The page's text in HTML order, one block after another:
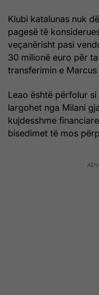
Klubi katalunas nuk
pagesë të
veçanërisht pasi
30 milionë euro për
transferimin e
Leao është përfolur
largohet nga Milani
kujdesshme
bisedimet të mos